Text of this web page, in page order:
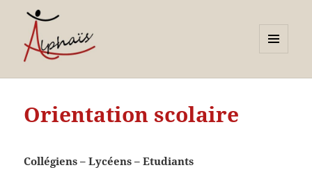
compétences et
jeunes
WIDGETS
Orientation scolaire
Collégiens – Lycéens – Etudiants